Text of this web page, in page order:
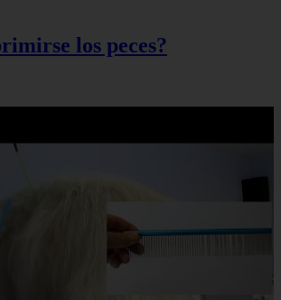
los peces?